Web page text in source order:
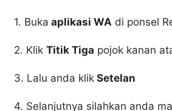
1. Buka aplikasi WA di ponsel
2. KlikTitik Tiga pojok kanan
3. Lalu anda klik Setelan
4. Selanjutnya silahkan anda